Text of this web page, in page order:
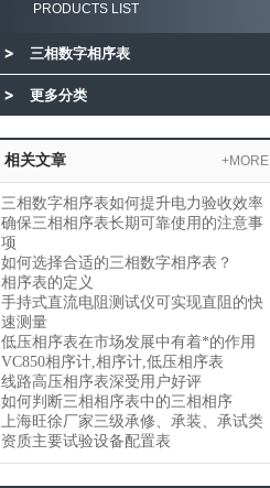
PRODUCTS LIST
三相数字相序表
更多分类
相关文章 +MORE
三相数字相序表如何提升电力验收效率
确保三相相序表长期可靠使用的注意事
项
如何选择合适的三相数字相序表？
相序表的定义
手持式直流电阻测试仪可实现直阻的快
速测量
低压相序表在市场发展中有着*的作用
VC850相序计,相序计,低压相序表
线路高压相序表深受用户好评
如何判断三相相序表中的三相相序
上海旺徐厂家三级承修、承装、承试类
资质主要试验设备配置表